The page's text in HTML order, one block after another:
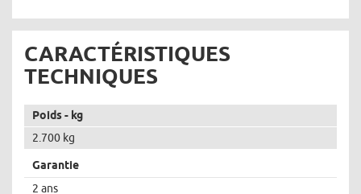
CARACTÉRISTIQUES
TECHNIQUES
Poids - kg
2.700 kg
Garantie
2 ans